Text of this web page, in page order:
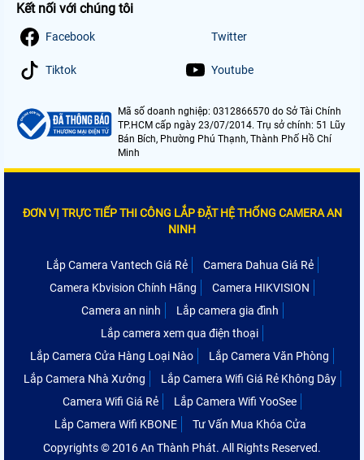
Kết nối với chúng tôi
Facebook Twitter
Tiktok Youtube
Mã số doanh nghiệp: 0312866570 do Sở Tài Chính
TP.HCM cấp ngày 23/07/2014. Trụ sở chính: 51 Lũy
Bán Bích, Phường Phú Thạnh, Thành Phố Hồ Chí
Minh
ĐƠN VỊ TRỰC TIẾP THI CÔNG LẮP ĐẶT HỆ THỐNG CAMERA AN
NINH
Lắp Camera Vantech Giá Rẻ
Camera Dahua Giá Rẻ
Camera Kbvision Chính Hãng
Camera HIKVISION
Camera an ninh
Lắp camera gia đình
Lắp camera xem qua điện thoại
Lắp Camera Cửa Hàng Loại Nào
Lắp Camera Văn Phòng
Lắp Camera Nhà Xưởng
Lắp Camera Wifi Giá Rẻ Không Dây
Camera Wifi Giá Rẻ
Lắp Camera Wifi YooSee
Lắp Camera Wifi KBONE
Tư Vấn Mua Khóa Cửa
Copyrights © 2016 An Thành Phát. All Rights Reserved.